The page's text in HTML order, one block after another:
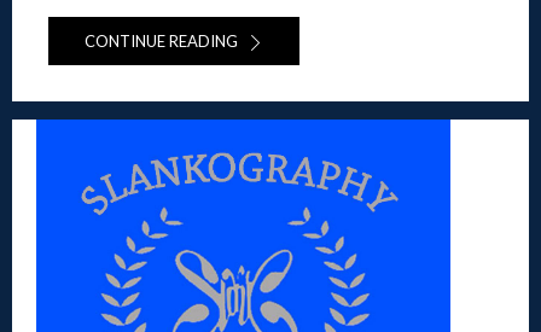
CONTINUE READING